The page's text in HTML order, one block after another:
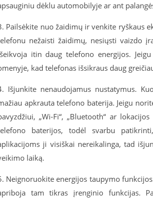
dėklu automobilyje ar ant
Pailsėkite nuo žaidimų ir venkite ryškaus
nežaisti žaidimų, nesiųsti vaizdo
itin daug telefono energijos.
kad telefonas išsikraus daug
Išjunkite nenaudojamus nustatymus.
apkrauta telefono baterija. Jeigu
„Wi-Fi“, „Bluetooth“ ar
baterijos, todėl svarbu
ji visiškai nereikalinga, tad
laiką.
Neignoruokite energijos taupymo
tam tikras įrenginio funkcijas.